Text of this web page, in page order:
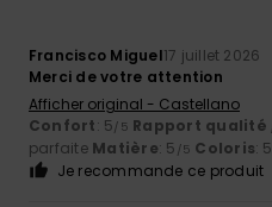
Francisco Miguel17 juillet 2026
Merci de votre attention
Afficher original - Castellano
Confort: 5/5 Rapport qualité
parfaite Matière: 5 /5 Coloris: 5
Je recommande ce produit